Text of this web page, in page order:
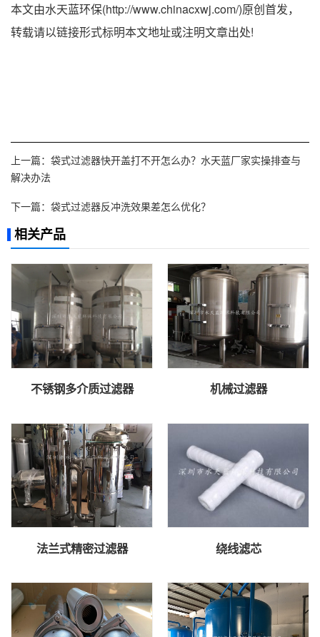
本文由水天蓝环保(http://www.chinacxwj.com/)原创首发，
转载请以链接形式标明本文地址或注明文章出处!
上一篇： 袋式过滤器快开盖打不开怎么办？水天蓝厂家实操排查与
解决办法
下一篇： 袋式过滤器反冲洗效果差怎么优化？
相关产品
不锈钢多介质过滤器 机械过滤器
法兰式精密过滤器 绕线滤芯